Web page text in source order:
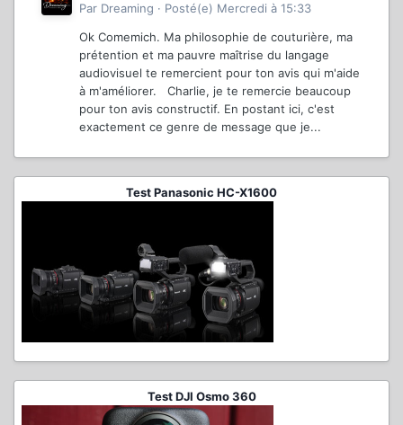
Par Dreaming · Posté(e) Mercredi à 15:33
Ok Comemich. Ma philosophie de couturière, ma
prétention et ma pauvre maîtrise du langage
audiovisuel te remercient pour ton avis qui m'aide
à m'améliorer. Charlie, je te remercie beaucoup
pour ton avis constructif. En postant ici, c'est
exactement ce genre de message que je...
Test Panasonic HC-X1600
Test DJI Osmo 360